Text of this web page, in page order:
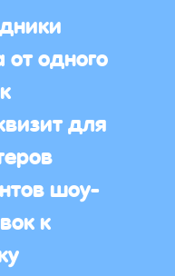
одного
для
шоу-
к